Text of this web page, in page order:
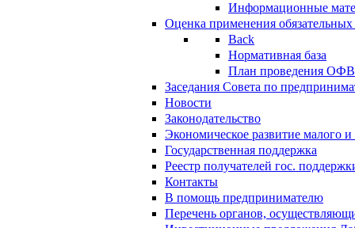
Информационные
Оценка применения
Back
Нормативная база
План проведения
Заседания Совета по
Новости
Законодательство
Экономическое развитие малого и
Государственная поддержка
Реестр получателей гос.
Контакты
В помощь предпринимателю
Перечень органов,